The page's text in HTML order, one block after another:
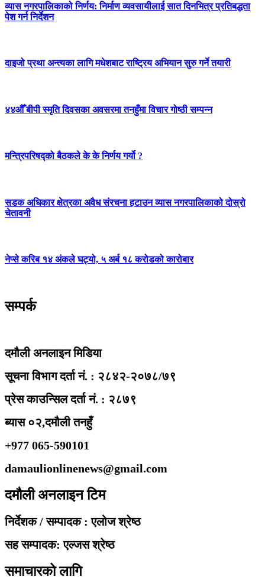
व्यास नगरपालिकाको निर्णय: निर्माण व्यवसायीलाई सात दिनभित्र प्रतिबद्धता
पेश गर्न निर्देशन
दाइजो प्रथा अन्त्यका लागि मधेशबाट राष्ट्रिय अभियान सुरु गर्ने तयारी
४४औँ बीपी स्मृति दिवसका अवसरमा तनहुँमा विचार गोष्ठी सम्पन्न
मन्त्रिपरिषद्को बैठकले के के निर्णय गर्यो ?
सडक अधिकार क्षेत्रका अवैध संरचना हटाउन व्यास नगरपालिकाको दोस्रो
चेतावनी
नेप्से करिब १४ अंकले घट्यो, ५ अर्ब १८ करोडको कारोबार
सम्पर्क
दमौली अनलाइन मिडिया
सूचना विभाग दर्ता नं. : २८४२-२०७८/७९
प्रेस काउन्सिल दर्ता नं. : २८७९
ब्यास ०२,दमौली तनहुँ
+977 065-590101
damaulionlinenews@gmail.com
दमौली अनलाइन टिम
निर्देशक / सम्पादक : एलोज श्रेष्ठ
सह सम्पादक: एल्जस श्रेष्ठ
समाचारको लागि